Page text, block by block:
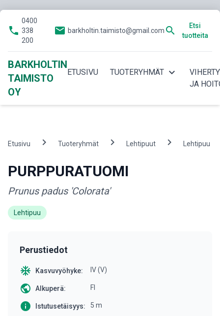
phone
0400
338
200
email barkholtin.taimisto@gmail.com search
Etsi
tuotteita
BARKHOLTIN
TAIMISTO
OY
ETUSIVU TUOTERYHMÄT expand_more
JA
Etusivu chevron_right Tuoteryhmät chevron_right Lehtipuut chevron_right Lehtipuu
PURPPURATUOMI
Prunus padus 'Colorata'
Lehtipuu
Perustiedot
ac_unit Kasvuvyöhyke: IV (V)
public Alkuperä: FI
info Istutusetäisyys: 5 m